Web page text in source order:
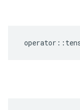
operator ::